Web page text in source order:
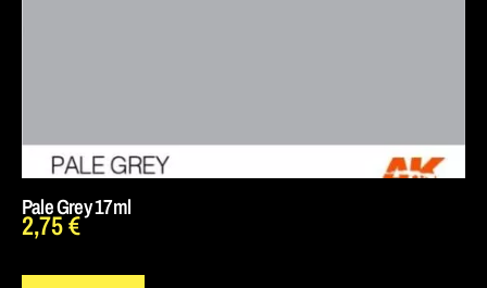
Pale Grey 17ml
2,75€